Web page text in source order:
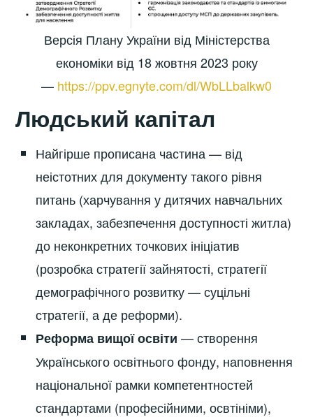
Версія Плану України від Міністерства
економіки від 18 жовтня 2023 року
— https://ppv.egnyte.com/dl/WbLLbalkw0
Людський капітал
Найгірше прописана частина — від
неістотних для документу такого рівня
питань (харчування у дитячих навчальних
закладах, забезпечення доступності житла)
до неконкретних точкових ініціатив
(розробка стратегії зайнятості, стратегії
демографічного розвитку — суцільні
стратегії, а де реформи).
Реформа вищої освіти — створення
Українського освітнього фонду, наповнення
національної рамки компетентностей
стандартами (професійними, освтініми),